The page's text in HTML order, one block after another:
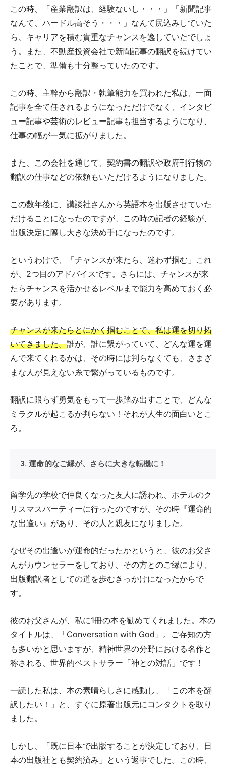
この時、「産業翻訳は、経験ないし・・・」「新聞記事
なんて、ハードル高そう・・・」なんて尻込みしていた
ら、キャリアを積む貴重なチャンスを逸していたでしょ
う。また、不動産投資会社で新聞記事の翻訳を続けてい
たことで、準備も十分整っていたのです。
この時、主幹から翻訳・執筆能力を買われた私は、一面
記事を全て任されるようになっただけでなく、インタビ
ュー記事や芸術のレビュー記事も担当するようになり、
仕事の幅が一気に拡がりました。
また、この会社を通じて、契約書の翻訳や政府刊行物の
翻訳の仕事などの依頼もいただけるようになりました。
この数年後に、講談社さんから英語本を出版させていた
だけることになったのですが、この時の記者の経験が、
出版決定に際し大きな決め手になったのです。
というわけで、「チャンスが来たら、迷わず掴む」これ
が、2つ目のアドバイスです。さらには、チャンスが来
たらチャンスを活かせるレベルまで能力を高めておく必
要があります。
チャンスが来たらとにかく掴むことで、私は運を切り拓
いてきました。誰が、誰に繋がっていて、どんな運を運
んで来てくれるかは、その時には判らなくても、さまざ
まな人が見えない糸で繋がっているものです。
翻訳に限らず勇気をもって一歩踏み出すことで、どんな
ミラクルが起こるか判らない！それが人生の面白いとこ
ろ。
3. 運命的なご縁が、さらに大きな転機に！
留学先の学校で仲良くなった友人に誘われ、ホテルのク
リスマスパーティーに行ったのですが、その時『運命的
な出逢い』があり、その人と親友になりました。
なぜその出逢いが運命的だったかというと、彼のお父さ
んがカウンセラーをしており、その方とのご縁により、
出版翻訳者としての道を歩むきっかけになったからで
す。
彼のお父さんが、私に1冊の本を勧めてくれました。本の
タイトルは、「Conversation with God」。ご存知の方
も多いかと思いますが、精神世界の分野における名作と
称される、世界的ベストサラー「神との対話」です！
一読した私は、本の素晴らしさに感動し、「この本を翻
訳したい！」と、すぐに原著出版元にコンタクトを取り
ました。
しかし、「既に日本で出版することが決定しており、日
本の出版社とも契約済み」という返事でした。この時、